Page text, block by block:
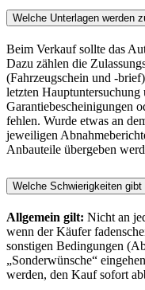
Welche Unterlagen werden
Beim Verkauf sollte das
Dazu zählen die
(Fahrzeugschein und -
letzten
Garantiebescheinigungen
fehlen. Wurde etwas an
jeweiligen
Anbauteile übergeben
Welche Schwierigkeiten
Allgemein gilt: Nicht an
wenn der Käufer
sonstigen Bedingungen
„Sonderwünsche“
werden, den Kauf sofort